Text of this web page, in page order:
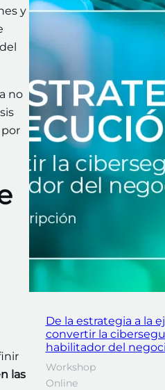
y
no
las
De la estrategia a la
convertir la
habilitador del
Workshop
Online